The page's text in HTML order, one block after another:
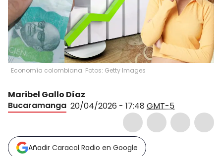
Economía colombiana. Fotos: Getty Images
Maribel Gallo Díaz
Bucaramanga 20/04/2026 - 17:48 GMT-5
Añadir Caracol Radio en Google